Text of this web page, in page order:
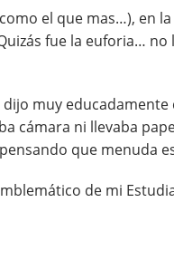
el que mas…), en
fue la euforia…
muy
cámara ni llevaba
que menuda
de mi